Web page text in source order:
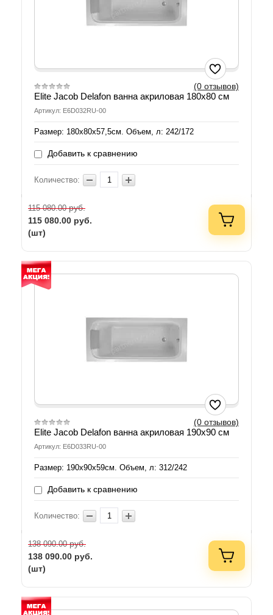
(0 отзывов)
Elite Jacob Delafon ванна акриловая 180x80 см
Артикул: E6D032RU-00
Размер: 180x80х57,5см. Объем, л: 242/172
Добавить к сравнению
Количество:
115 080.00руб.
115 080.00 руб.
(шт)
(0 отзывов)
Elite Jacob Delafon ванна акриловая 190x90 см
Артикул: E6D033RU-00
Размер: 190x90х59см. Объем, л: 312/242
Добавить к сравнению
Количество:
138 090.00руб.
138 090.00 руб.
(шт)